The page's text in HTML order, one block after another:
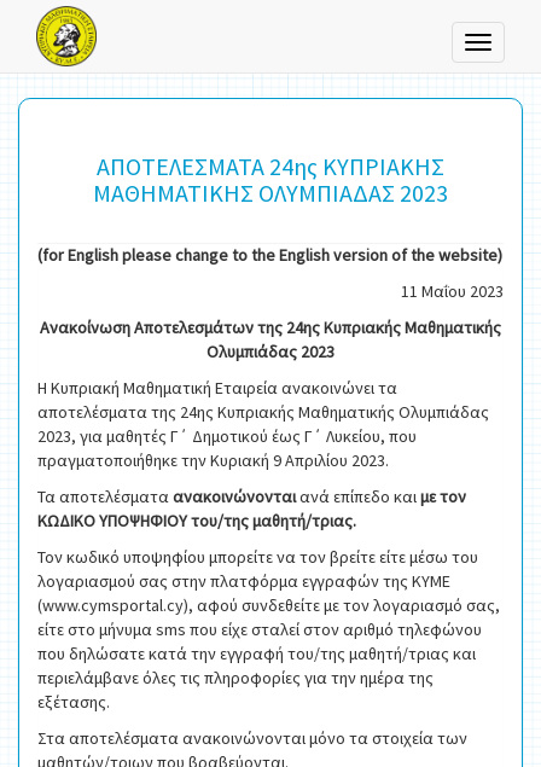
Toggle
ΑΠΟΤΕΛΕΣΜΑΤΑ 24ης ΚΥΠΡΙΑΚΗΣ
ΜΑΘΗΜΑΤΙΚΗΣ ΟΛΥΜΠΙΑΔΑΣ 2023
(for English please change to the English version of the website)
11 Μαΐου 2023
Ανακοίνωση Αποτελεσμάτων της 24ης Κυπριακής Μαθηματικής
Ολυμπιάδας 2023
Η Κυπριακή Μαθηματική Εταιρεία ανακοινώνει τα
αποτελέσματα της 24ης Κυπριακής Μαθηματικής Ολυμπιάδας
2023, για μαθητές Γ΄ Δημοτικού έως Γ΄ Λυκείου, που
πραγματοποιήθηκε την Κυριακή 9 Απριλίου 2023.
Τα αποτελέσματαανακοινώνονταιανά επίπεδο καιμε τον
ΚΩΔΙΚΟ ΥΠΟΨΗΦΙΟΥ του/της μαθητή/τριας.
Τον κωδικό υποψηφίου μπορείτε να τον βρείτε είτε μέσω του
λογαριασμού σας στην πλατφόρμα εγγραφών της ΚΥΜΕ
(www.cymsportal.cy), αφού συνδεθείτε με τον λογαριασμό σας,
είτε στο μήνυμα sms που είχε σταλεί στον αριθμό τηλεφώνου
που δηλώσατε κατά την εγγραφή του/της μαθητή/τριας και
περιελάμβανε όλες τις πληροφορίες για την ημέρα της
εξέτασης.
Στα αποτελέσματα ανακοινώνονται μόνο τα στοιχεία των
μαθητών/τριων που βραβεύονται.